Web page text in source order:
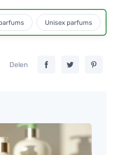
Unisex parfums
Delen